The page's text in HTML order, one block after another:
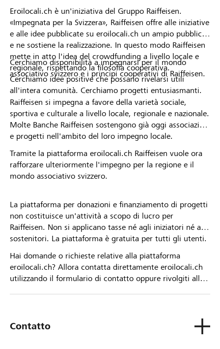
Eroilocali.ch è un'iniziativa del Gruppo Raiffeisen.
«Impegnata per la Svizzera», Raiffeisen offre alle iniziative
e alle idee pubblicate su eroilocali.ch un ampio pubblico
e ne sostiene la realizzazione. In questo modo Raiffeisen
mette in atto l'idea del crowdfunding a livello locale e
regionale, rispettando la filosofia cooperativa.
Cerchiamo idee positive che possano rivelarsi utili
all'intera comunità. Cerchiamo progetti entusiasmanti.
Cerchiamo disponibilità a impegnarsi per il mondo
associativo svizzero e i principi cooperativi di Raiffeisen.
Raiffeisen si impegna a favore della varietà sociale,
sportiva e culturale a livello locale, regionale e nazionale.
Molte Banche Raiffeisen sostengono già oggi associazioni
e progetti nell'ambito del loro impegno locale.
Tramite la piattaforma eroilocali.ch Raiffeisen vuole ora
rafforzare ulteriormente l'impegno per la regione e il
mondo associativo svizzero.
La piattaforma per donazioni e finanziamento di progetti
non costituisce un'attività a scopo di lucro per
Raiffeisen. Non si applicano tasse né agli iniziatori né ai
sostenitori. La piattaforma è gratuita per tutti gli utenti.
Hai domande o richieste relative alla piattaforma
eroilocali.ch? Allora contatta direttamente eroilocali.ch
utilizzando il formulario di contatto oppure rivolgiti alla
Contatto